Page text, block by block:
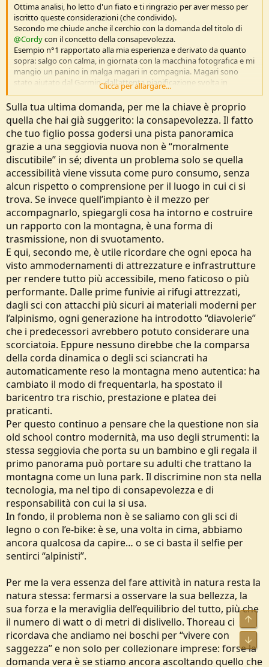
Ottima analisi, ho letto d'un fiato e ti ringrazio per aver messo per
iscritto queste considerazioni (che condivido).
Secondo me chiude anche il cerchio con la domanda del titolo di
@Cordycon il concetto della consapevolezza.
Esempio n°1 rapportato alla mia esperienza e derivato da quanto
sopra: salgo con calma, in giornata con la macchina fotografica e mi
mangio un panino in malga magari in compagnia. Magari sono
stato aiutato dal Garmin, dall'attenta pianificazione svolta in
qualcheapp, ho pedalato con l'e-bike. Se non ho parcheggiato in
mezzo alla strada, non sporco, pedalo sulla strada forestale
salutando chi procede in verso opposto e cedo il passo a chi ne ha
diritto, sono un turista consapevole.
Esempio n°2 sempre date le suddette premesse: grazie internet,
bluetooth, sensori e applicazioni dedicate mi alleno sui rulli secondo
le mie disponibilità di tempo e denaro. Simulo salite, recuperi,
miglioro la forza e mi sento meglio, sudo nella mia cantina come un
professionista che prepara una stagione di gare. Strumenti che non
erano disponibile in un passato piuttosto vicino mi hanno reso più
forte. Ma, invece di sgomitare in gara, sfrutto queste qualità per
vedere l'alba sopra i 2000m senza sputare un polmone e,
soprattutto, senza rompere le scatole a nessuno. Forse sono stato
un asceta consapevole? Almeno, forse sono stato un asceta, me la
sonomeritatala vista. Sono arrivatoover the top
sfruttato qualche "moderna diavoleria".
Esempio n°3, quest'ultimo per ritrarre una forma di turismo di
massa che pratico abitualmente: c'è una pista panoramica che parte
dal cucuzzolo della montagna. Vi si accede tramite la nuova
seggiovia che serve il bike park e il percorso avventura, anch'essi
costruiti di recente. Grazie a questa seggiovia, scio con mio figlio di
quattro anni. Sarebbe moralmente discutibile aver reso questo
panorama accessibile ad un bambino in età prescolare?
Clicca per allargare...
Sulla tua ultima domanda, per me la chiave è proprio
quella che hai già suggerito: la consapevolezza. Il fatto
che tuo figlio possa godersi una pista panoramica
grazie a una seggiovia nuova non è “moralmente
discutibile” in sé; diventa un problema solo se quella
accessibilità viene vissuta come puro consumo, senza
alcun rispetto o comprensione per il luogo in cui ci si
trova. Se invece quell’impianto è il mezzo per
accompagnarlo, spiegargli cosa ha intorno e costruire
un rapporto con la montagna, è una forma di
trasmissione, non di svuotamento.
E qui, secondo me, è utile ricordare che ogni epoca ha
visto ammodernamenti di attrezzature e infrastrutture
per rendere tutto più accessibile, meno faticoso o più
performante. Dalle prime funivie ai rifugi attrezzati,
dagli sci con attacchi più sicuri ai materiali moderni per
l’alpinismo, ogni generazione ha introdotto “diavolerie”
che i predecessori avrebbero potuto considerare una
scorciatoia. Eppure nessuno direbbe che la comparsa
della corda dinamica o degli sci sciancrati ha
automaticamente reso la montagna meno autentica: ha
cambiato il modo di frequentarla, ha spostato il
baricentro tra rischio, prestazione e platea dei
praticanti.
Per questo continuo a pensare che la questione non sia
old school contro modernità, ma uso degli strumenti: la
stessa seggiovia che porta su un bambino e gli regala il
primo panorama può portare su adulti che trattano la
montagna come un luna park. Il discrimine non sta nella
tecnologia, ma nel tipo di consapevolezza e di
responsabilità con cui la si usa.
In fondo, il problema non è se saliamo con gli sci di
legno o con l’e‑bike: è se, una volta in cima, abbiamo
ancora qualcosa da capire… o se ci basta il selfie per
sentirci “alpinisti”.
Per me la vera essenza del fare attività in natura resta la
natura stessa: fermarsi a osservare la sua bellezza, la
sua forza e la meraviglia dell’equilibrio del tutto, più che
il numero di watt o di metri di dislivello. Thoreau ci
ricordava che andiamo nei boschi per “vivere con
saggezza” e non solo per collezionare imprese: forse la
domanda vera è se stiamo ancora ascoltando quello che
Alto